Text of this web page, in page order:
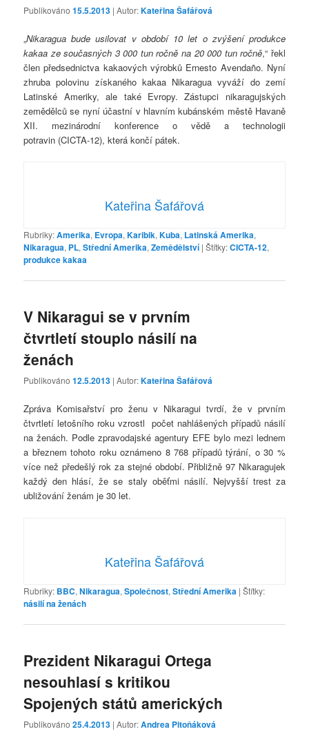
Publikováno15.5.2013 | Autor:Kateřina Šafářová
„Nikaragua bude usilovat v období 10 let o zvýšení produkce
kakaa ze současných 3 000 tun ročně na 20 000 tun ročně,“ řekl
člen předsednictva kakaových výrobků Ernesto Avendaño. Nyní
zhruba polovinu získaného kakaa Nikaragua vyváží do zemí
Latinské Ameriky, ale také Evropy. Zástupci nikaragujských
zemědělců se nyní účastní v hlavním kubánském městě Havaně
XII. mezinárodní konference o vědě a technologii
potravin (CICTA-12), která končí pátek.
Kateřina Šafářová
Rubriky:Amerika, Evropa,Karibik,Kuba, Latinská Amerika,
Nikaragua, PL,Střední Amerika,Zemědělství |Štítky:CICTA-12,
produkce kakaa
V Nikaragui se v prvním
čtvrtletí stouplo násilí na
ženách
Publikováno12.5.2013 | Autor:Kateřina Šafářová
Zpráva Komisařství pro ženu v Nikaragui tvrdí, že v prvním
čtvrtletí letošního roku vzrostl počet nahlášených případů násilí
na ženách. Podle zpravodajské agentury EFE bylo mezi lednem
a březnem tohoto roku oznámeno 8 768 případů týrání, o 30 %
více než předešlý rok za stejné období. Přibližně 97 Nikaragujek
každý den hlásí, že se staly oběťmi násilí. Nejvyšší trest za
ubližování ženám je 30 let.
Kateřina Šafářová
Rubriky: BBC,Nikaragua,Společnost,Střední Amerika |Štítky:
násilí na ženách
Prezident Nikaragui Ortega
nesouhlasí s kritikou
Spojených států amerických
Publikováno25.4.2013 | Autor:Andrea Pitoňáková